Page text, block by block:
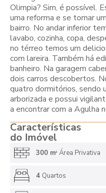
Olimpia? Sim, é possível.
uma reforma e se tornar
bairro. No andar inferior
lavabo, cozinha, copa,
no térreo temos um
com lareira. Também há
banheiro. Na garagem
dois carros descobertos.
quatro dormitórios, sendo
arborizada e possui
a encontrar com a Agulha
Características
do Imóvel
300 m2 Área Privativa
4 Quartos